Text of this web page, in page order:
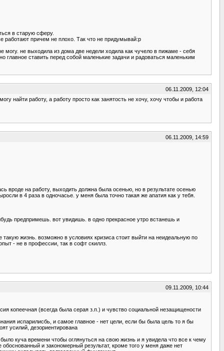
в старую сферу.
причем не плохо. Так что не придумывай:p
могу. не выходила из дома две недели ходила как чучело в пижаме - себя
главное ставить перед собой маленькие задачи и радоваться маленьким
06.11.2009, 12:04
найти работу, а работу просто как занятость не хочу, хочу чтобы и работа
06.11.2009, 14:59
вроде на работу, выходить должна была осенью, но в результате осенью
в 4 раза в одночасье. у меня была точно такая же апатия как у тебя.
предпримешь. вот увидишь. в одно прекрасное утро встанешь и
такую жизнь. возможно в условиях кризиса стоит выйти на неидеальную по
- не в профессии, так в софт скиллз.
09.11.2009, 10:44
копеечная (всегда была серая з.п.) и чувство социальной незащищености
испарилисбь, и самое главное - нет цели, если бы была цель то я бы
усилий, дезориентирована
куча времени чтобы оглянуться на свою жизнь и я увидела что все к чему
и закономерный результат, кроме того у меня даже нет